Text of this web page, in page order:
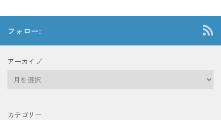
フォロー:
アーカイブ
イ
カテゴリー